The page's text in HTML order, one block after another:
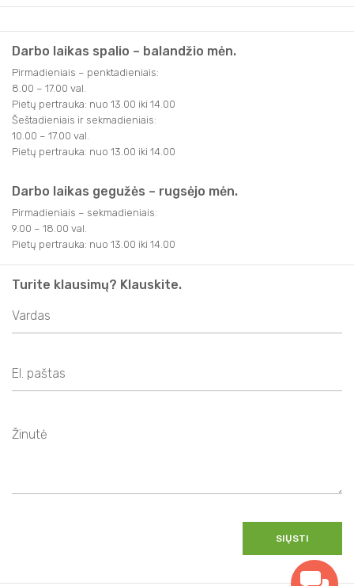
Darbo laikas spalio – balandžio mėn.
Pirmadieniais – penktadieniais:
8.00 – 17.00 val.
Pietų pertrauka: nuo 13.00 iki 14.00
Šeštadieniais ir sekmadieniais:
10.00 – 17.00 val.
Pietų pertrauka: nuo 13.00 iki 14.00
Darbo laikas gegužės – rugsėjo mėn.
Pirmadieniais – sekmadieniais:
9.00 – 18.00 val.
Pietų pertrauka: nuo 13.00 iki 14.00
Turite klausimų? Klauskite.